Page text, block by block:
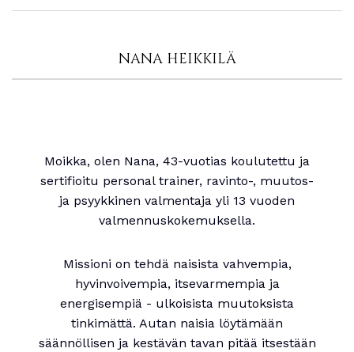
NANA HEIKKILÄ
Moikka, olen Nana, 43-vuotias koulutettu ja
sertifioitu personal trainer, ravinto-, muutos-
ja psyykkinen valmentaja yli 13 vuoden
valmennuskokemuksella.
Missioni on tehdä naisista vahvempia,
hyvinvoivempia, itsevarmempia ja
energisempiä - ulkoisista muutoksista
tinkimättä. Autan naisia löytämään
säännöllisen ja kestävän tavan pitää itsestään